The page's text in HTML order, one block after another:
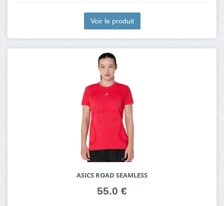
Voir le produit
ASICS ROAD SEAMLESS
55.0 €